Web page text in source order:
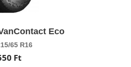
Eco
65 R16
Ft